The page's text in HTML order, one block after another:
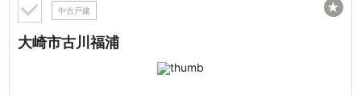
中古戸建
大崎市古川福浦
★